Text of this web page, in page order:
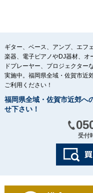
ギター、ベース、アンプ、エフ
楽器、電子ピアノやDJ器材、オ
ドプレーヤー、プロジェクター
実施中。福岡県全域・佐賀市近
ご利用ください！
福岡県全域・佐賀市近郊へ
せ下さい！
受付